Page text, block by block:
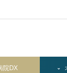
院DX